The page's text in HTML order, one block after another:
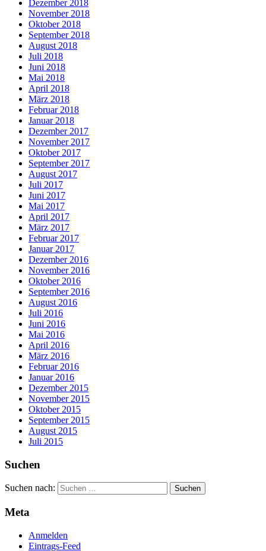
Dezember 2018
November 2018
Oktober 2018
September 2018
August 2018
Juli 2018
Juni 2018
Mai 2018
April 2018
März 2018
Februar 2018
Januar 2018
Dezember 2017
November 2017
Oktober 2017
September 2017
August 2017
Juli 2017
Juni 2017
Mai 2017
April 2017
März 2017
Februar 2017
Januar 2017
Dezember 2016
November 2016
Oktober 2016
September 2016
August 2016
Juli 2016
Juni 2016
Mai 2016
April 2016
März 2016
Februar 2016
Januar 2016
Dezember 2015
November 2015
Oktober 2015
September 2015
August 2015
Juli 2015
Suchen
Suchen nach:
Meta
Anmelden
Eintrags-Feed